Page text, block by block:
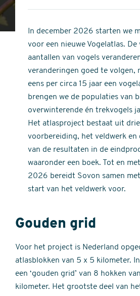
stars
of
stars
In december 2026 starten we
voor een nieuwe Vogelatlas.
aantallen van vogels
veranderingen goed te volgen,
eens per circa 15 jaar een
brengen we de populaties van
overwinterende én trekvogels
Het atlasproject bestaat uit
voorbereiding, het veldwerk en
van de resultaten in de
waaronder een boek. Tot en
2026 bereidt Sovon samen
start van het veldwerk voor.
Gouden grid
Voor het project is Nederland
atlasblokken van 5 x 5 kilometer.
een ‘gouden grid’ van 8 hokken
kilometer. Het grootste deel van